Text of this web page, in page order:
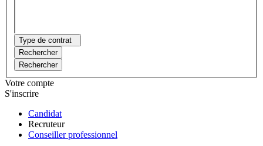
Type de contrat
Rechercher
Rechercher
Votre compte
S'inscrire
Candidat
Recruteur
Conseiller professionnel